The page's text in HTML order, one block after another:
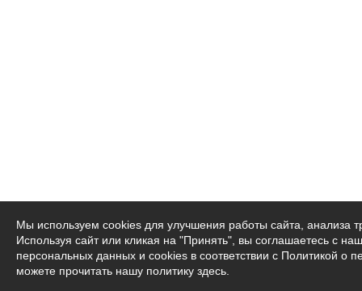
Мы используем cookies для улучшения работы сайта, анализа
Используя сайт или кликая на "Принять", вы соглашаетесь с
персональных данных и cookies в соответствии с Политикой о
можете прочитать нашу политику здесь